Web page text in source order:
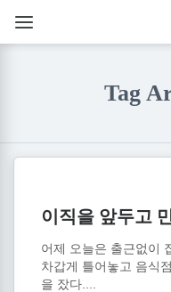
Tag
이직을 앞두고
어제 오늘은 출근없이
차갑게 틀어놓고 음식
을 잤다....